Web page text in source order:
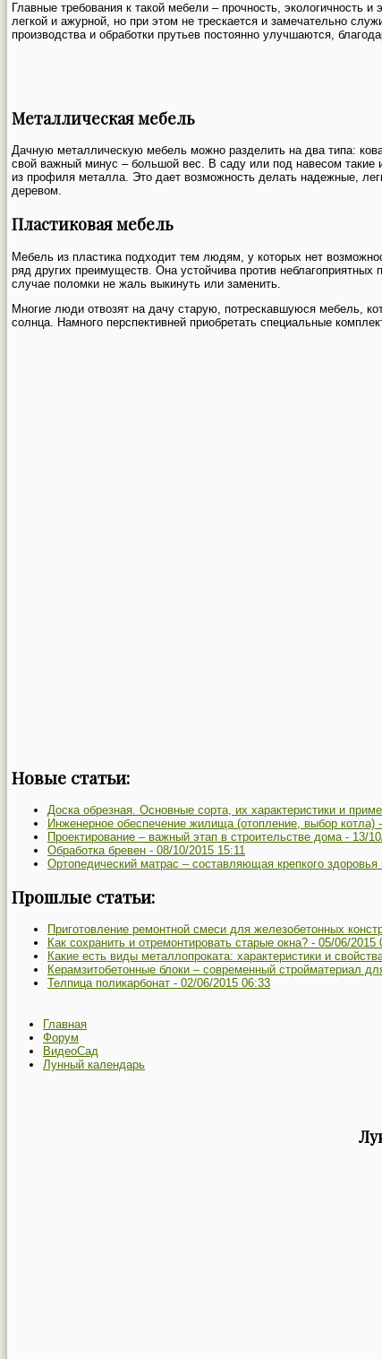
Главные требования к такой мебели – прочность, экологичность
легкой и ажурной, но при этом не трескается и замечательно
производства и обработки прутьев постоянно улучшаются,
Металлическая мебель
Дачную металлическую мебель можно разделить на два типа:
свой важный минус – большой вес. В саду или под навесом такие
из профиля металла. Это дает возможность делать надежные,
деревом.
Пластиковая мебель
Мебель из пластика подходит тем людям, у которых нет
ряд других преимуществ. Она устойчива против
случае поломки не жаль выкинуть или заменить.
Многие люди отвозят на дачу старую, потрескавшуюся мебель,
солнца. Намного перспективней приобретать специальные
Новые статьи:
Доска обрезная. Основные сорта, их характеристики и
Инженерное обеспечение жилища (отопление, выбор котла) -
Проектирование – важный этап в строительстве дома - 13/
Обработка бревен - 08/10/2015 15:11
Ортопедический матрас – составляющая крепкого здоровья
Прошлые статьи:
Приготовление ремонтной смеси для железобетонных
Как сохранить и отремонтировать старые окна? - 05/06/2015
Какие есть виды металлопроката: характеристики и
Керамзитобетонные блоки – современный стройматериал
Телпица поликарбонат - 02/06/2015 06:33
Главная
Форум
ВидеоСад
Лунный календарь